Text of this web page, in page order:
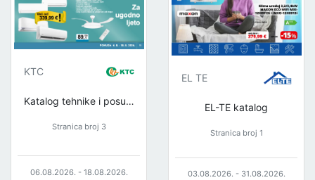
KTC
Katalog tehnike i posuđa
Stranica broj 3
06.08.2026. - 18.08.2026.
EL TE
EL-TE katalog
Stranica broj 1
03.08.2026. - 31.08.2026.